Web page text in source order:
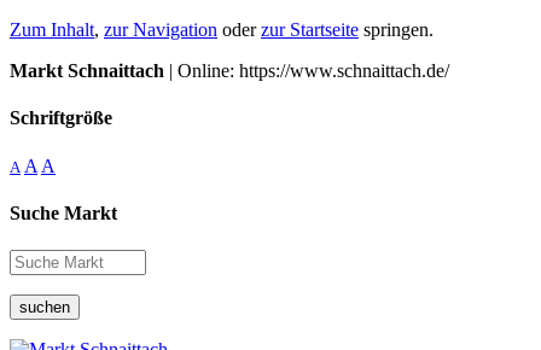
Zum Inhalt, zur Navigation oderzur Startseite springen.
Markt Schnaittach | Online: https://www.schnaittach.de/
Schriftgröße
A A A
Suche Markt
suchen